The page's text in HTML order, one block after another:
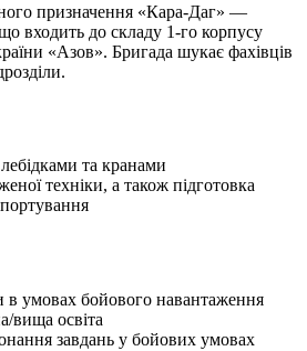
призначення «Кара-Даг» —
входить до складу 1-го корпусу
«Азов». Бригада шукає фахівців
та кранами
техніки, а також підготовка
в умовах бойового навантаження
вища освіта
завдань у бойових умовах